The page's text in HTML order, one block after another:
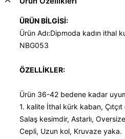
ÜRÜN BİLGİSİ:
Ürün Adı:Dipmoda kadın ithal
NBG053
ÖZELLİKLER:
Ürün 36-42 bedene kadar
1. kalite İthal kürk kaban, Çıtçıt
Salaş kesimdir, Astarlı,
Cepli, Uzun kol, Kruvaze yaka.